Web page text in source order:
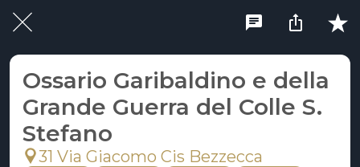
Ossario Garibaldino e della
Grande Guerra del Colle S.
Stefano
31 Via Giacomo Cis Bezzecca